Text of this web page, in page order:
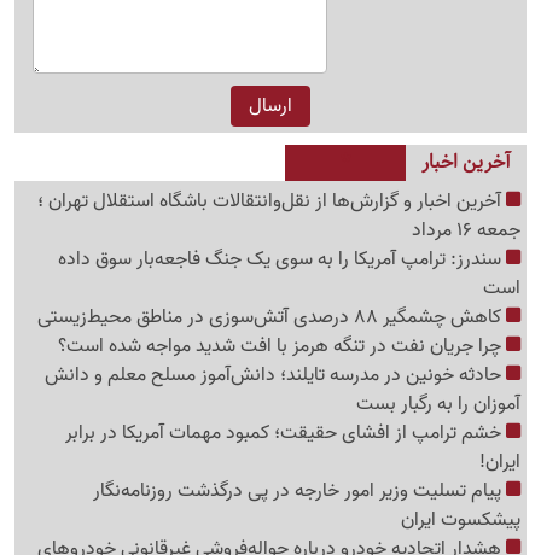
آخرین اخبار
آخرین اخبار و گزارش‌ها از نقل‌وانتقالات باشگاه استقلال تهران ؛
جمعه 16 مرداد
سندرز: ترامپ آمریکا را به سوی یک جنگ فاجعه‌بار سوق داده
است
کاهش چشمگیر 88 درصدی آتش‌سوزی در مناطق محیط‌زیستی
چرا جریان نفت در تنگه هرمز با افت شدید مواجه شده است؟
حادثه خونین در مدرسه تایلند؛ دانش‌آموز مسلح معلم و دانش
آموزان را به رگبار بست
خشم ترامپ از افشای حقیقت؛ کمبود مهمات آمریکا در برابر
ایران!
پیام تسلیت وزیر امور خارجه در پی درگذشت روزنامه‌نگار
پیشکسوت ایران
هشدار اتحادیه خودرو درباره حواله‌فروشی غیرقانونی خودروهای